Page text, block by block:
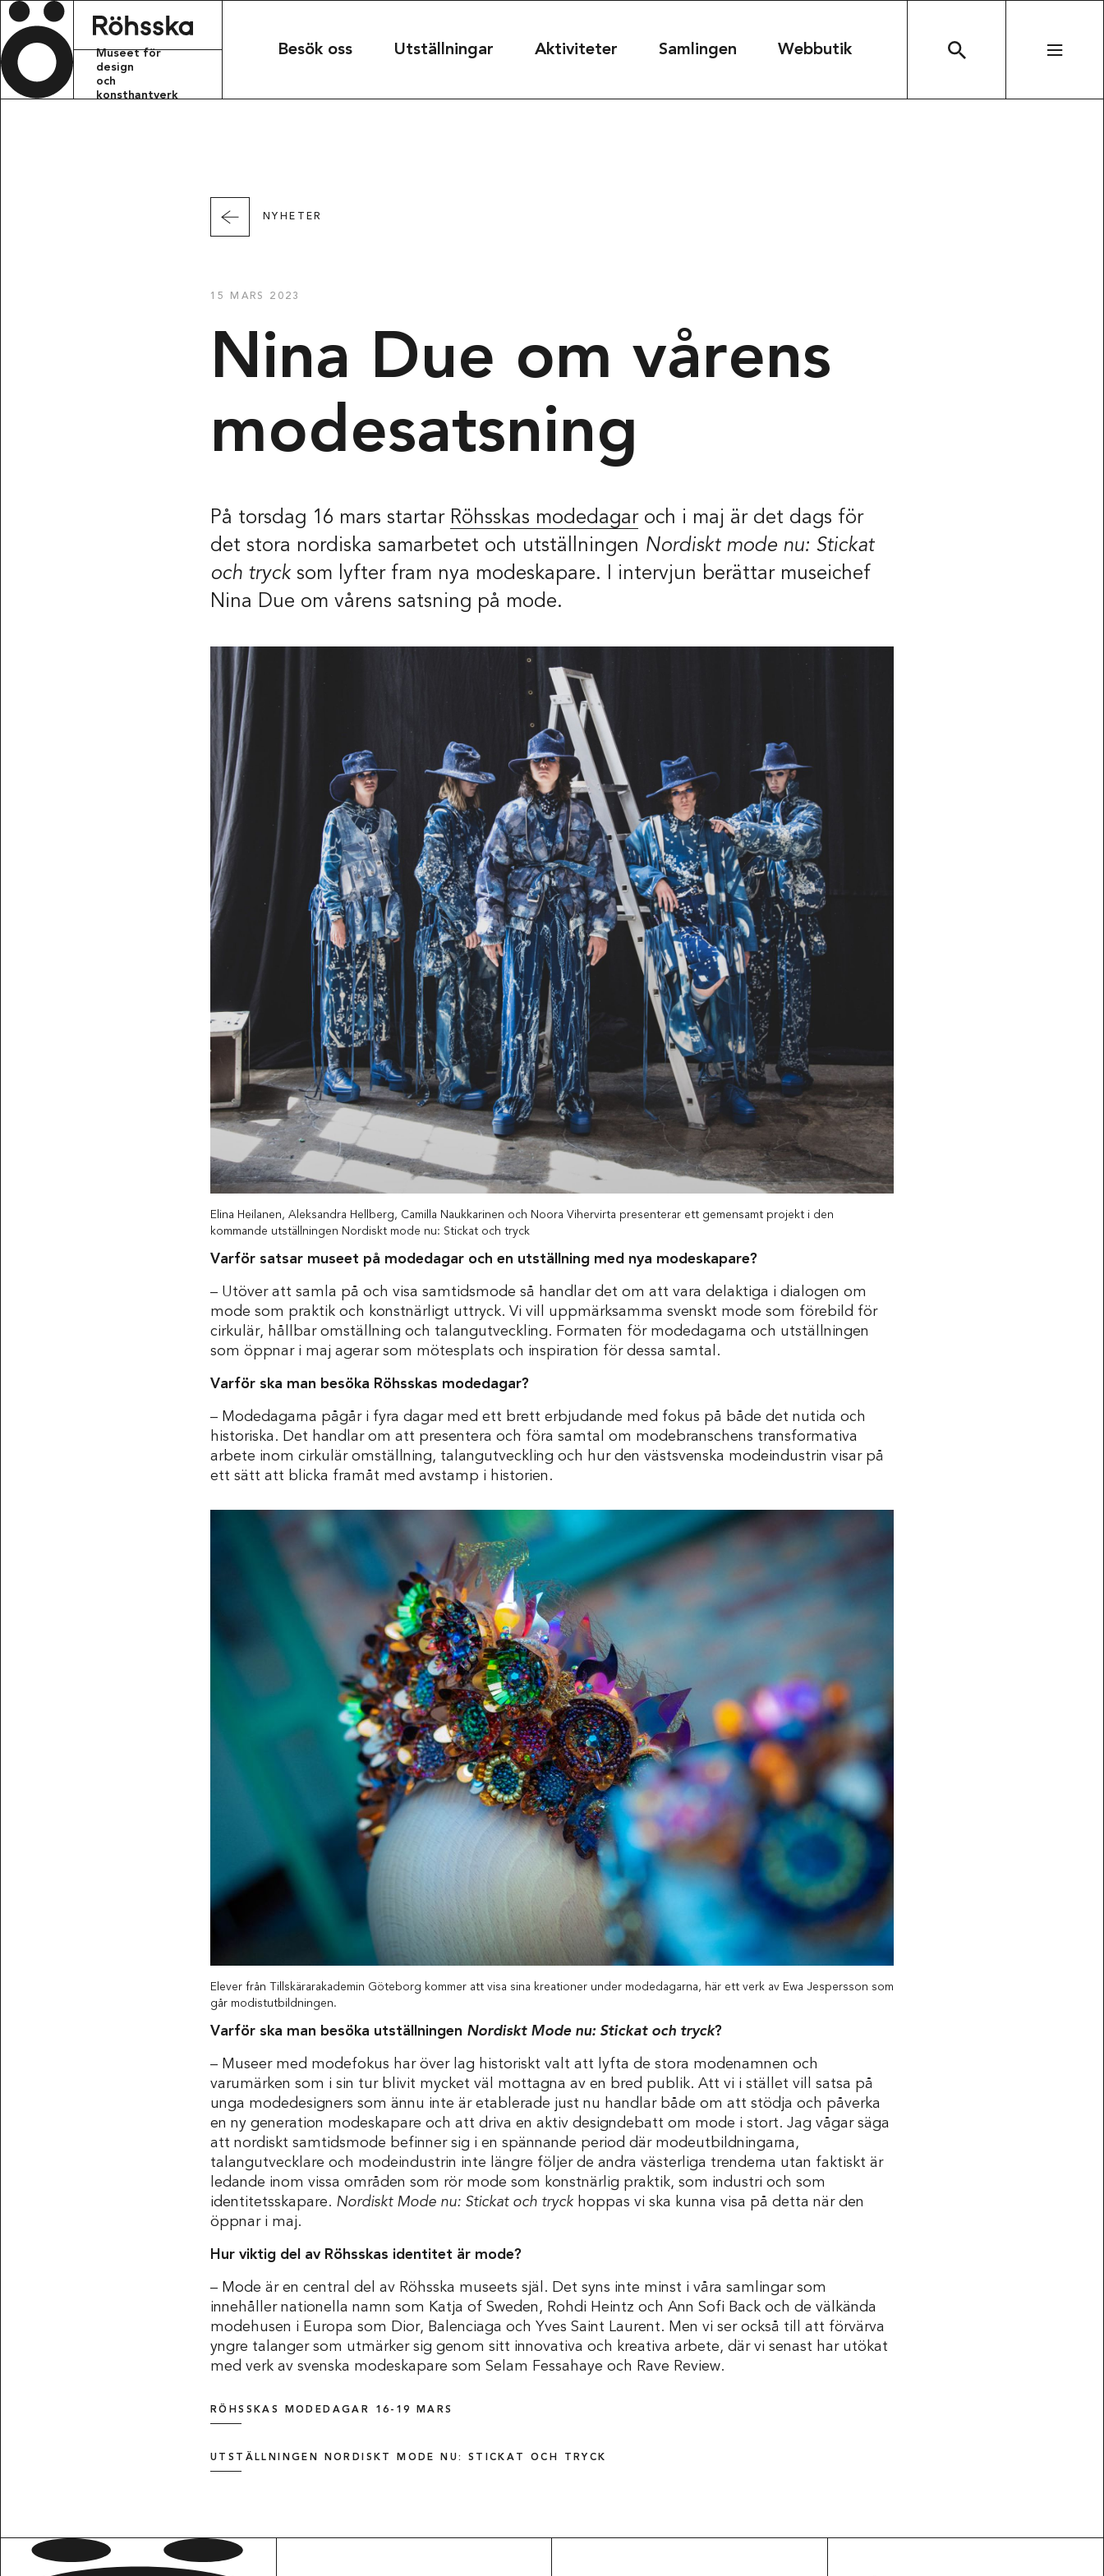
Museet för
design
och
konsthantverk
Besök oss Utställningar Aktiviteter Samlingen Webbutik
Vasagatan 37-39
POSTADDRESS
Box 53178
SE-400 15 Göteborg
Svenska English Deutsch
Projekt & samarbeten
Skola
NYHETER
15 MARS 2023
Nina Due om vårens
modesatsning
På torsdag 16 mars startar Röhsskas modedagaroch i maj är det dags för
det stora nordiska samarbetet och utställningen Nordiskt mode nu: Stickat
och trycksom lyfter fram nya modeskapare. I intervjun berättar museichef
Nina Due om vårens satsning på mode.
Elina Heilanen, Aleksandra Hellberg, Camilla Naukkarinen och Noora Vihervirta presenterar ett gemensamt projekt i den
kommande utställningen Nordiskt mode nu: Stickat och tryck
Varför satsar museet på modedagar och en utställning med nya modeskapare?
– Utöver att samla på och visa samtidsmode så handlar det om att vara delaktiga i dialogen om
mode som praktik och konstnärligt uttryck. Vi vill uppmärksamma svenskt mode som förebild för
cirkulär, hållbar omställning och talangutveckling. Formaten för modedagarna och utställningen
som öppnar i maj agerar som mötesplats och inspiration för dessa samtal.
Varför ska man besöka Röhsskas modedagar?
– Modedagarna pågår i fyra dagar med ett brett erbjudande med fokus på både det nutida och
historiska. Det handlar om att presentera och föra samtal om modebranschens transformativa
arbete inom cirkulär omställning, talangutveckling och hur den västsvenska modeindustrin visar på
ett sätt att blicka framåt med avstamp i historien.
Elever från Tillskärarakademin Göteborg kommer att visa sina kreationer under modedagarna, här ett verk av Ewa Jespersson som
går modistutbildningen.
Varför ska man besöka utställningen Nordiskt Mode nu: Stickat och tryck?
– Museer med modefokus har över lag historiskt valt att lyfta de stora modenamnen och
varumärken som i sin tur blivit mycket väl mottagna av en bred publik. Att vi i stället vill satsa på
unga modedesigners som ännu inte är etablerade just nu handlar både om att stödja och påverka
en ny generation modeskapare och att driva en aktiv designdebatt om mode i stort. Jag vågar säga
att nordiskt samtidsmode befinner sig i en spännande period där modeutbildningarna,
talangutvecklare och modeindustrin inte längre följer de andra västerliga trenderna utan faktiskt är
ledande inom vissa områden som rör mode som konstnärlig praktik, som industri och som
identitetsskapare. Nordiskt Mode nu: Stickat och tryck hoppas vi ska kunna visa på detta när den
öppnar i maj.
Hur viktig del av Röhsskas identitet är mode?
– Mode är en central del av Röhsska museets själ. Det syns inte minst i våra samlingar som
innehåller nationella namn som Katja of Sweden, Rohdi Heintz och Ann Sofi Back och de välkända
modehusen i Europa som Dior, Balenciaga och Yves Saint Laurent. Men vi ser också till att förvärva
yngre talanger som utmärker sig genom sitt innovativa och kreativa arbete, där vi senast har utökat
med verk av svenska modeskapare som Selam Fessahaye och Rave Review.
RÖHSSKAS MODEDAGAR 16-19 MARS
UTSTÄLLNINGEN NORDISKT MODE NU: STICKAT OCH TRYCK